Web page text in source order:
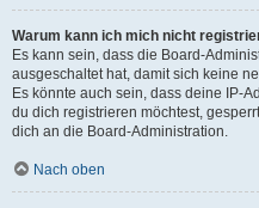
Warum kann ich mich nicht
Es kann sein, dass die Board-
ausgeschaltet hat, damit sich keine
Es könnte auch sein, dass deine IP-
du dich registrieren möchtest,
dich an die Board-Administration.
Nach oben